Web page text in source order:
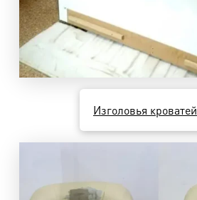
Изголовья кроватей